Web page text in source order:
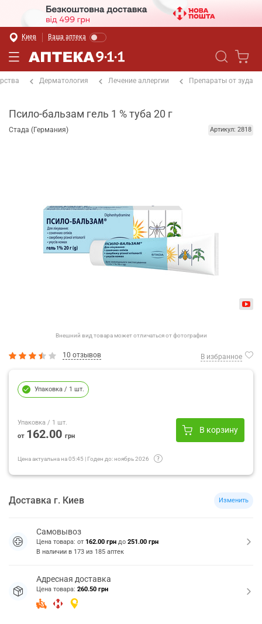
Киев Ваша аптека
Дерматология Лечение аллергии Препараты от зуда
Псило-бальзам гель 1 % туба 20 г
Стада (Германия) Артикул: 2818
Внешний вид товара может отличаться от фотографии
10 отзывов В избранное
Упаковка / 1 шт.
Упаковка / 1 шт.
от 162.00 грн
В корзину
Цена актуальна на05:45 | Годен до:ноябрь 2026
Доставка г. Киев Изменить
Самовывоз
Цена товара: от 162.00 грн до 251.00 грн
В наличии в 173 из 185 аптек
Адресная доставка
Цена товара: 260.50 грн